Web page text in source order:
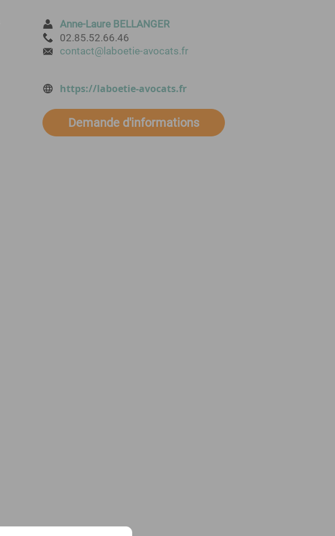
https://laboetie-avocats.fr
Demande d'informations
contact@laboetie-avocats.fr
02.85.52.66.46
Anne-Laure BELLANGER